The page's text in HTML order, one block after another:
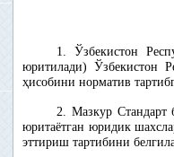
1. Ўзбекистон
юритилади) Ўзбекистон
ҳисобини норматив
2. Мазкур Стандарт
юритаётган юридик
эттириш тартибини